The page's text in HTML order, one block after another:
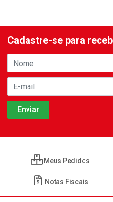
Cadastre-se para
Meus Pedidos
Notas Fiscais